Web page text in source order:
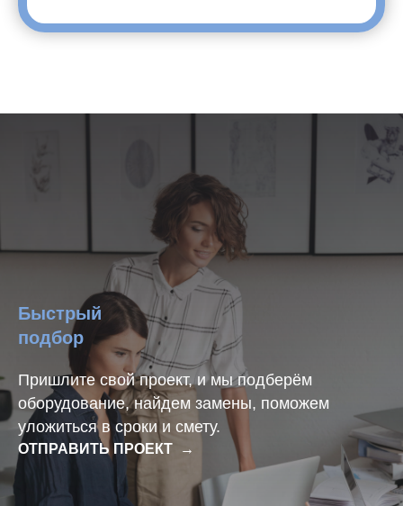
Быстрый
подбор
Пришлите свой проект, и мы подберём
оборудование, найдем замены, поможем
уложиться в сроки и смету.
ОТПРАВИТЬ ПРОЕКТ